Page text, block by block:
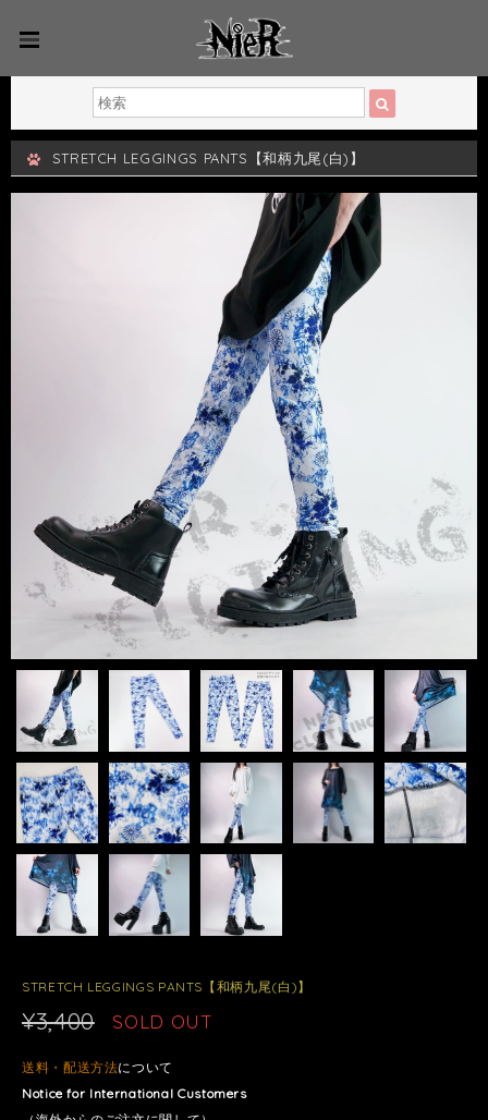
STRETCH LEGGINGS PANTS【和柄九尾(白)】
STRETCH LEGGINGS PANTS【和柄九尾(白)】
¥3,400 SOLD OUT
送料・配送方法について
Notice for International Customers